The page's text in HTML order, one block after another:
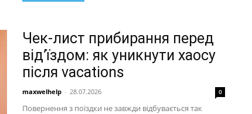
Чек-лист прибирання перед
від’їздом: як уникнути хаосу
після vacations
maxwelhelp - 28.07.2026 0
Повернення з поїздки не завжди відбувається так